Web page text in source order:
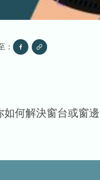
：
何解決窗台或窗